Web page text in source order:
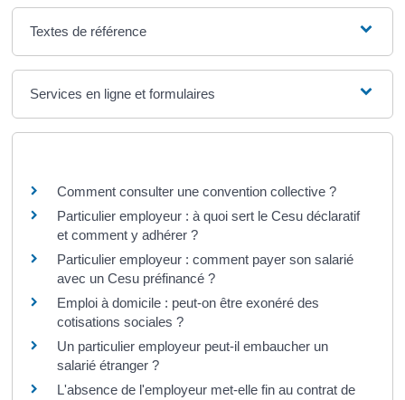
Textes de référence
Services en ligne et formulaires
Comment consulter une convention collective ?
Particulier employeur : à quoi sert le Cesu déclaratif
et comment y adhérer ?
Particulier employeur : comment payer son salarié
avec un Cesu préfinancé ?
Emploi à domicile : peut-on être exonéré des
cotisations sociales ?
Un particulier employeur peut-il embaucher un
salarié étranger ?
L'absence de l'employeur met-elle fin au contrat de